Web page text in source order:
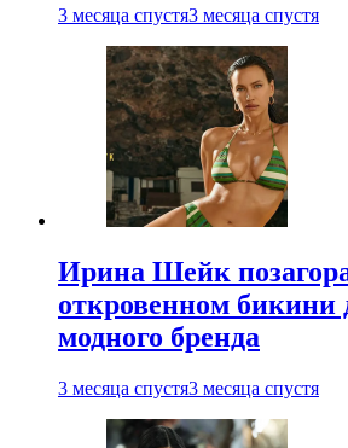
3 месяца спустя3 месяца спустя
Ирина Шейк
откровенном бикини
модного бренда
3 месяца спустя3 месяца спустя